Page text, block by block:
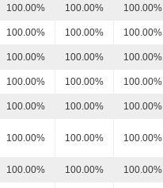
100.00% 100.00% 100.00%
100.00% 100.00% 100.00%
100.00% 100.00% 100.00%
100.00% 100.00% 100.00%
100.00% 100.00% 100.00%
100.00% 100.00% 100.00%
100.00% 100.00% 100.00%